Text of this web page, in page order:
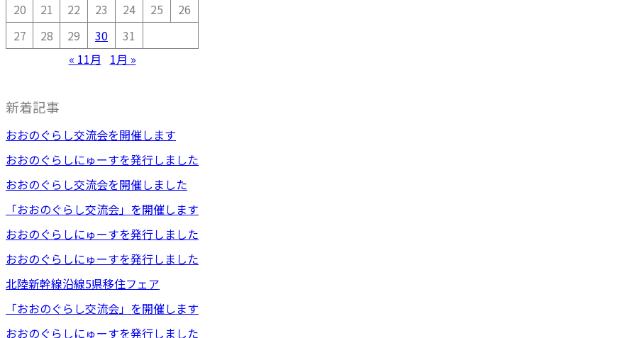
20
21 22 23 24 25
26
27
28 29 30
31
« 11月
1月 »
新着記事
おおのぐらし交流会を開催します
おおのぐらしにゅーすを発行しました
おおのぐらし交流会を開催しました
「おおのぐらし交流会」を開催します
おおのぐらしにゅーすを発行しました
おおのぐらしにゅーすを発行しました
北陸新幹線沿線5県移住フェア
「おおのぐらし交流会」を開催します
おおのぐらしにゅーすを発行しました